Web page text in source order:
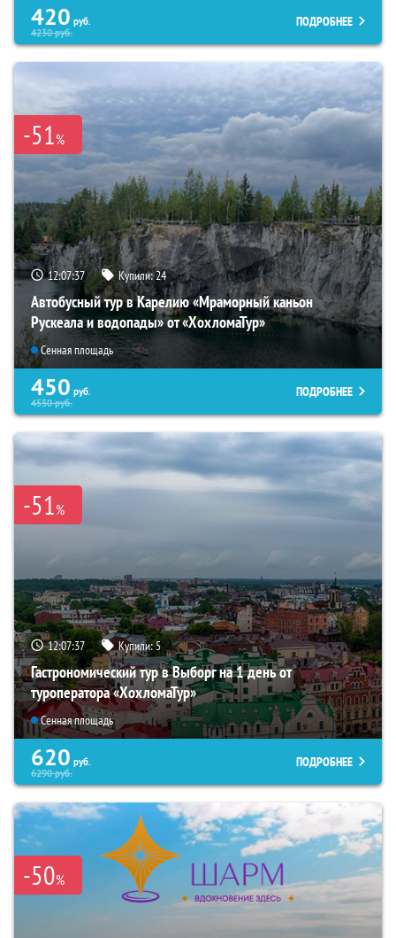
420 руб.
4230руб.
ПОДРОБНЕЕ
-51%
12:07:36 Купили:24
Автобусный тур в Карелию «Мраморный каньон
Рускеала и водопады» от «ХохломаТур»
Сенная площадь
450 руб.
4550руб.
ПОДРОБНЕЕ
-51%
12:07:36 Купили:5
Гастрономический тур в Выборг на 1 день от
туроператора «ХохломаТур»
Сенная площадь
620 руб.
6290руб.
ПОДРОБНЕЕ
-50%